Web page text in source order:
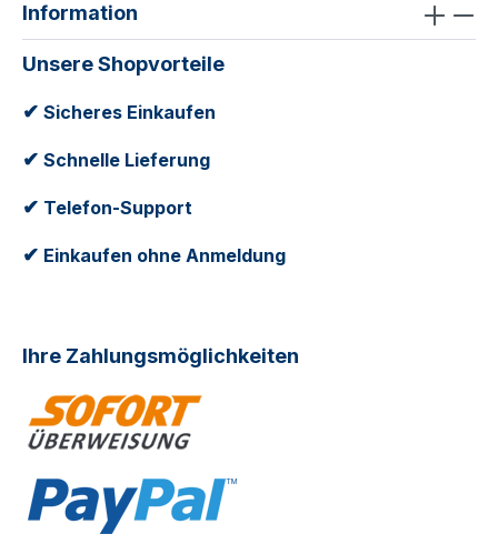
Information
Unsere Shopvorteile
✔ Sicheres Einkaufen
✔ Schnelle Lieferung
✔ Telefon-Support
✔ Einkaufen ohne Anmeldung
Ihre Zahlungsmöglichkeiten